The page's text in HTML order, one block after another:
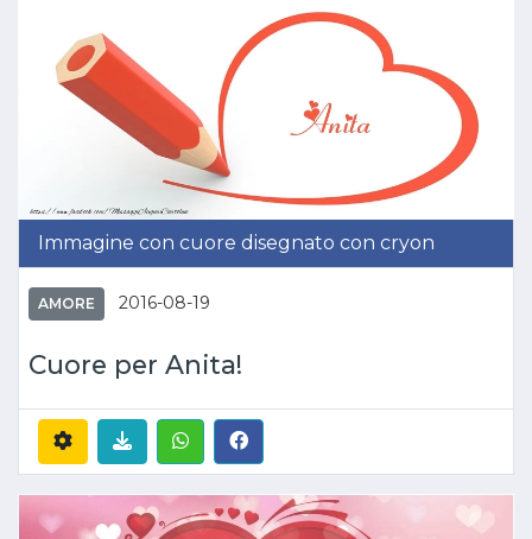
Immagine con cuore disegnato con cryon
AMORE 2016-08-19
Cuore per Anita!